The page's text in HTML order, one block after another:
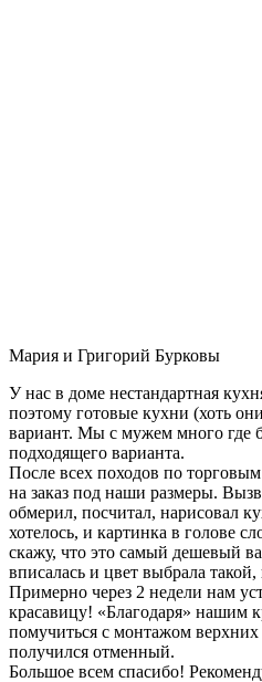
Мария и Григорий Бурковы
У нас в доме нестандартная
поэтому готовые кухни (хоть
вариант. Мы с мужем много где
подходящего варианта.
После всех походов по
на заказ под наши размеры.
обмерил, посчитал, нарисовал
хотелось, и картинка в голове
скажу, что это самый дешевый
вписалась и цвет выбрала
Примерно через 2 недели нам
красавицу! «Благодаря» нашим
помучиться с монтажом верхних
получился отменный.
Большое всем спасибо!